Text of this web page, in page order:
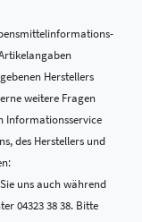
Herstellers
weitere Fragen
Informationsservice
des Herstellers und
uns auch während
04323 38 38. Bitte